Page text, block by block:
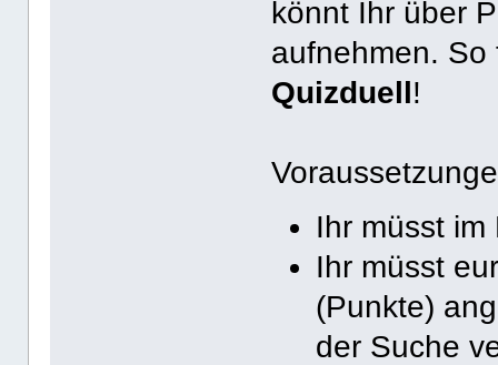
könnt Ihr über
aufnehmen.
Quizduell!
Ihr müsst im
Ihr müsst
(Punkte)
der Suche